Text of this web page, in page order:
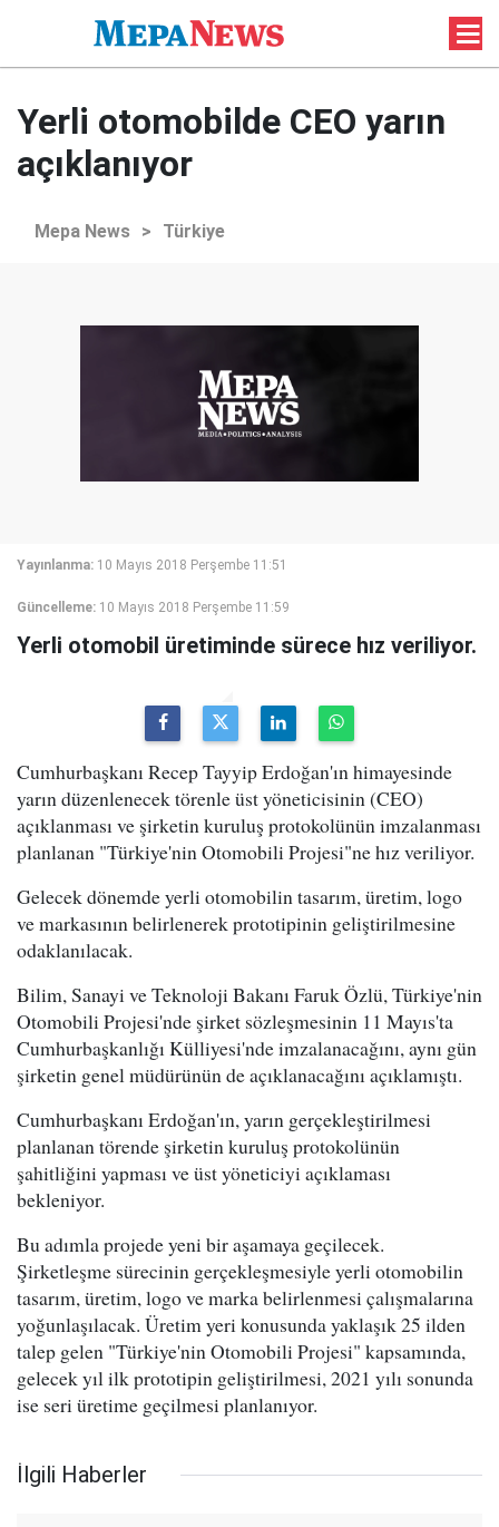
Yerli otomobilde CEO yarın
açıklanıyor
Mepa News > Türkiye
Yayınlanma: 10 Mayıs 2018 Perşembe 11:51
Güncelleme: 10 Mayıs 2018 Perşembe 11:59
Yerli otomobil üretiminde sürece hız veriliyor.
Cumhurbaşkanı Recep Tayyip Erdoğan'ın himayesinde
yarın düzenlenecek törenle üst yöneticisinin (CEO)
açıklanması ve şirketin kuruluş protokolünün imzalanması
planlanan "Türkiye'nin Otomobili Projesi"ne hız veriliyor.
Gelecek dönemde yerli otomobilin tasarım, üretim, logo
ve markasının belirlenerek prototipinin geliştirilmesine
odaklanılacak.
Bilim, Sanayi ve Teknoloji Bakanı Faruk Özlü, Türkiye'nin
Otomobili Projesi'nde şirket sözleşmesinin 11 Mayıs'ta
Cumhurbaşkanlığı Külliyesi'nde imzalanacağını, aynı gün
şirketin genel müdürünün de açıklanacağını açıklamıştı.
Cumhurbaşkanı Erdoğan'ın, yarın gerçekleştirilmesi
planlanan törende şirketin kuruluş protokolünün
şahitliğini yapması ve üst yöneticiyi açıklaması
bekleniyor.
Bu adımla projede yeni bir aşamaya geçilecek.
Şirketleşme sürecinin gerçekleşmesiyle yerli otomobilin
tasarım, üretim, logo ve marka belirlenmesi çalışmalarına
yoğunlaşılacak. Üretim yeri konusunda yaklaşık 25 ilden
talep gelen "Türkiye'nin Otomobili Projesi" kapsamında,
gelecek yıl ilk prototipin geliştirilmesi, 2021 yılı sonunda
ise seri üretime geçilmesi planlanıyor.
İlgili Haberler